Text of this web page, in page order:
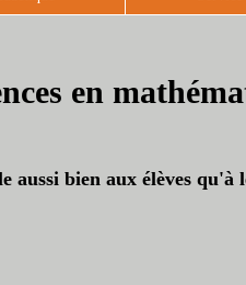
en
aussi bien aux élèves